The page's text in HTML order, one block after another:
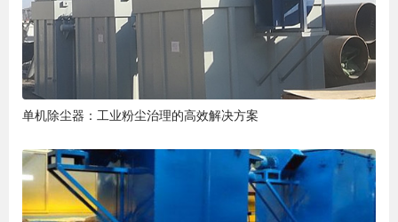
单机除尘器：工业粉尘治理的高效解决方案